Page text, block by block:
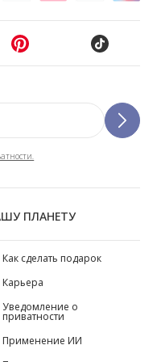
ПЛАНЕТУ
Как сделать подарок
Карьера
Уведомление о
приватности
Применение ИИ